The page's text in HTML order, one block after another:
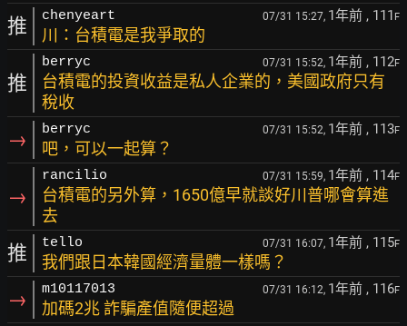
推 chenyeart 07/31 15:27, 1年前 , 111 F
川：台積電是我爭取的
推
berryc 07/31 15:52, 1年前 , 112F
台積電的投資收益是私人企業的，美國政府只有
稅收
→ berryc 07/31 15:52, 1年前 , 113F
吧，可以一起算？
→
rancilio 07/31 15:59, 1年前 , 114F
台積電的另外算，1650億早就談好川普哪會算進
去
推 tello 07/31 16:07, 1年前 , 115F
我們跟日本韓國經濟量體一樣嗎？
→ m10117013 07/31 16:12, 1年前 , 116F
加碼2兆 詐騙產值隨便超過